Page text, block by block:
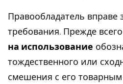
Правообладатель
требования. Прежде
на использование
тождественного или
смешения с его